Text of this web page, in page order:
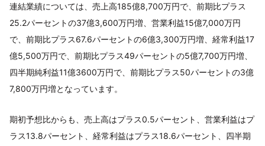
連結業績については、売上高185億8,700万円で、前期比プラス
25.2パーセントの37億3,600万円増、営業利益15億7,000万円
で、前期比プラス67.6パーセントの6億3,300万円増、経常利益17
億5,500万円で、前期比プラス49パーセントの5億7,700万円増、
四半期純利益11億3600万円で、前期比プラス50パーセントの3億
7,800万円増となっています。
期初予想比からも、売上高はプラス0.5パーセント、営業利益はプ
ラス13.8パーセント、経常利益はプラス18.6パーセント、四半期